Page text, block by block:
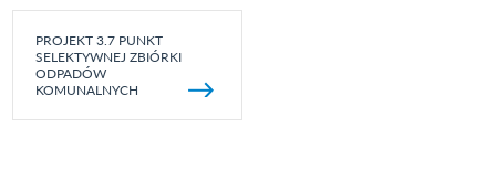
PROJEKT 3.7 PUNKT
SELEKTYWNEJ ZBIÓRKI
ODPADÓW
KOMUNALNYCH